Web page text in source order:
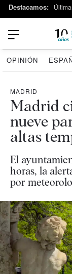
Destacamos:
OPINIÓN
MADRID
Madrid
nueve
altas
El
horas, la
por